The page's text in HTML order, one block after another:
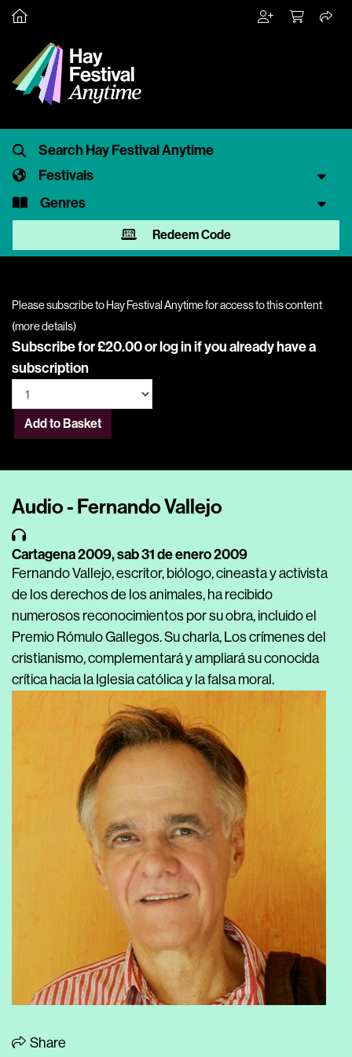
Festivals
Genres
Redeem Code
Please subscribe to Hay Festival Anytime for access to this content
(more details)
Subscribe for £20.00 orlog inif you already have a
subscription
Add to Basket
Audio - Fernando Vallejo
Cartagena 2009,sab 31 de enero 2009
Fernando Vallejo, escritor, biólogo, cineasta y activista
de los derechos de los animales, ha recibido
numerosos reconocimientos por su obra, incluido el
Premio Rómulo Gallegos. Su charla, Los crímenes del
cristianismo, complementará y ampliará su conocida
crítica hacia la Iglesia católica y la falsa moral.
Share